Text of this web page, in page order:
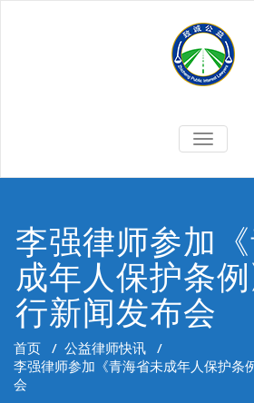
切
换
李强律师参加
成年人保护条
行新闻发布会
首页 / 公益律师快讯 /
李强律师参加《青海省未成年人保护条
会